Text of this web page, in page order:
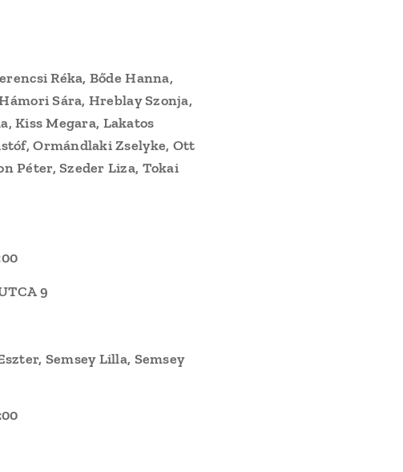
Réka, Bőde Hanna,
Sára, Hreblay Szonja,
Kiss Megara, Lakatos
Ormándlaki Zselyke, Ott
Péter, Szeder Liza, Tokai
9
Semsey Lilla, Semsey